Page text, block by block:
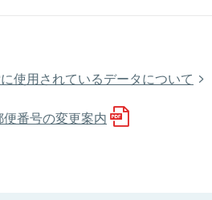
使用されているデータについて
番号の変更案内